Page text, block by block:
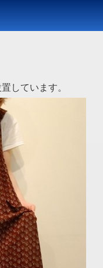
しています。